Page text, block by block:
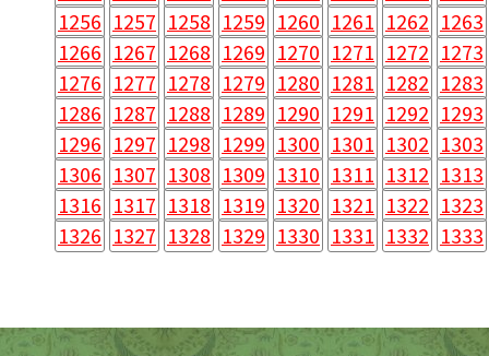
1256 1257 1258 1259 1260 1261 1262 1263
1266 1267 1268 1269 1270 1271 1272 1273
1276 1277 1278 1279 1280 1281 1282 1283
1286 1287 1288 1289 1290 1291 1292 1293
1296 1297 1298 1299 1300 1301 1302 1303
1306 1307 1308 1309 1310 1311 1312 1313
1316 1317 1318 1319 1320 1321 1322 1323
1326 1327 1328 1329 1330 1331 1332 1333